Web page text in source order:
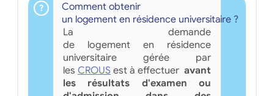
Comment obtenir
un logement en résidence universitaire ?
La demande
de logement en résidence
universitaire gérée par
les CROUSest à effectueravant
les résultats d'examen ou